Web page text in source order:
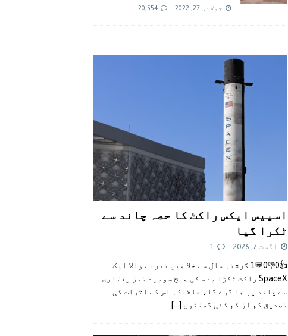
جولائی 27, 2022 20,554
اسپیس ایکس راکٹ کا حصہ چاند سے
ٹکرا گیا
اگست 7, 2026 1
👍0👎0💬1 گزشتہ سال سے خلا میں تیرنے والا ایک
SpaceX راکٹ ٹکڑا بدھ کی صبح سویرے تیز رفتاری
سے چاند پر جا گرے گا، حالانکہ اس کے اثرات کی
تصدیق کم از کم کئی گھنٹوں [...]